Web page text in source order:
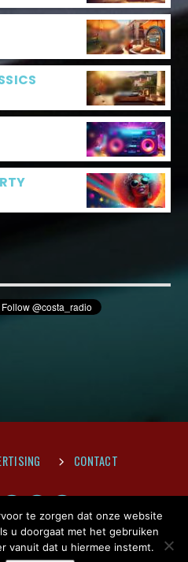
CONTACT
te zorgen dat onze website
u doorgaat met het gebruiken
vanuit dat u hiermee instemt.